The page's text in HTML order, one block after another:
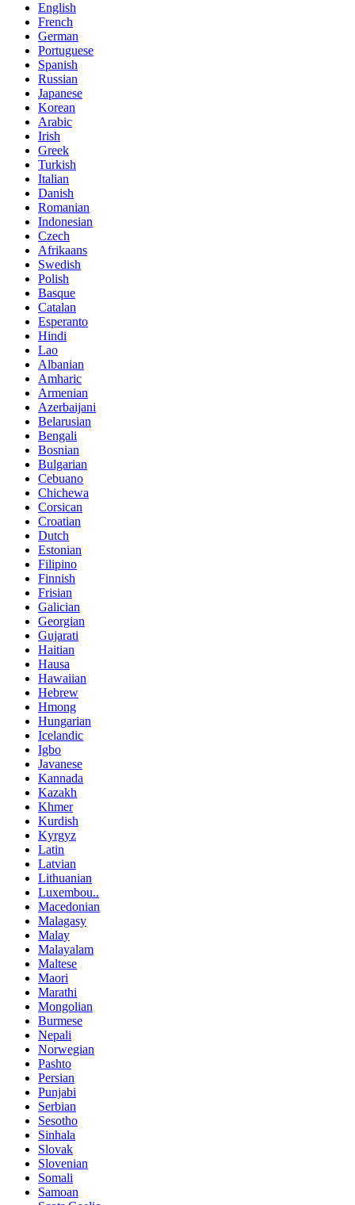
English
French
German
Portuguese
Spanish
Russian
Japanese
Korean
Arabic
Irish
Greek
Turkish
Italian
Danish
Romanian
Indonesian
Czech
Afrikaans
Swedish
Polish
Basque
Catalan
Esperanto
Hindi
Lao
Albanian
Amharic
Armenian
Azerbaijani
Belarusian
Bengali
Bosnian
Bulgarian
Cebuano
Chichewa
Corsican
Croatian
Dutch
Estonian
Filipino
Finnish
Frisian
Galician
Georgian
Gujarati
Haitian
Hausa
Hawaiian
Hebrew
Hmong
Hungarian
Icelandic
Igbo
Javanese
Kannada
Kazakh
Khmer
Kurdish
Kyrgyz
Latin
Latvian
Lithuanian
Luxembou..
Macedonian
Malagasy
Malay
Malayalam
Maltese
Maori
Marathi
Mongolian
Burmese
Nepali
Norwegian
Pashto
Persian
Punjabi
Serbian
Sesotho
Sinhala
Slovak
Slovenian
Somali
Samoan